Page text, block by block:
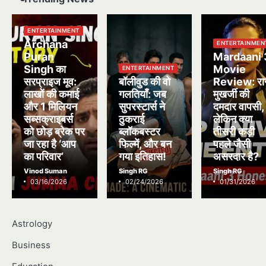
ENTERTAINMENT
Archana
Puran
Singh का
सरप्राइज मूव:
लाखों की कमाई
और 1 मिलियन
सब्सक्राइबर्स
को छोड़ ब्रेक पर
जा रहा है ‘आप
का परिवार’
Vinod Suman
03/16/2026
ENTERTAINMENT
बॉलीवुड की वो
गलतियाँ: जब
सुपरस्टार्स ने
ठुकराई
ब्लॉकबस्टर
फिल्में, और बन
गया इतिहास!
Singh RG
02/24/2026
Mardaani
Movie
Review:
मुखर्जी की
दमदार वापसी,
लेकिन क्या
तीसरी कड़ी
पहले जैसी
असरदार है?
Singh RG
01/31/2026
Astrology
Business